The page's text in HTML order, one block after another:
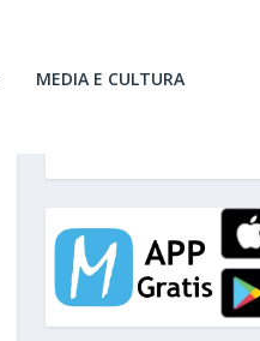
MEDIA E CULTURA